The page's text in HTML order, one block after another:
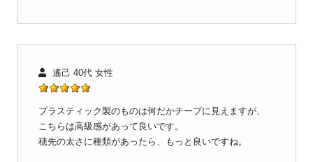
遙己 40代 女性
プラスティック製のものは何だかチープに見えますが、
こちらは高級感があって良いです。
穂先の太さに種類があったら、もっと良いですね。